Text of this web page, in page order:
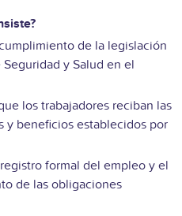
de la legislación
y Salud en el
los trabajadores reciban las
y beneficios establecidos por
formal del empleo y el
de las obligaciones